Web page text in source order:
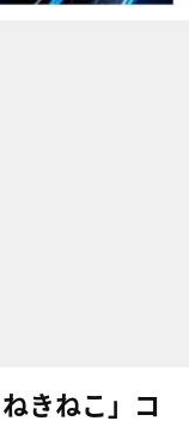
きねこ」コ